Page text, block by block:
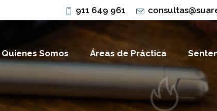
911 649 961
Quienes Somos Áreas de Práctica